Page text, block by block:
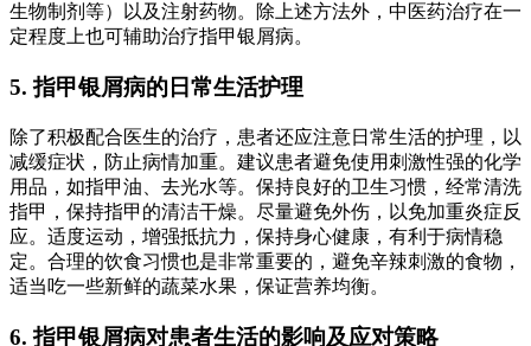
生物制剂等）以及注射药物。除上述方法外，中医药治疗在一
定程度上也可辅助治疗指甲银屑病。
5. 指甲银屑病的日常生活护理
除了积极配合医生的治疗，患者还应注意日常生活的护理，以
减缓症状，防止病情加重。建议患者避免使用刺激性强的化学
用品，如指甲油、去光水等。保持良好的卫生习惯，经常清洗
指甲，保持指甲的清洁干燥。尽量避免外伤，以免加重炎症反
应。适度运动，增强抵抗力，保持身心健康，有利于病情稳
定。合理的饮食习惯也是非常重要的，避免辛辣刺激的食物，
适当吃一些新鲜的蔬菜水果，保证营养均衡。
6. 指甲银屑病对患者生活的影响及应对策略